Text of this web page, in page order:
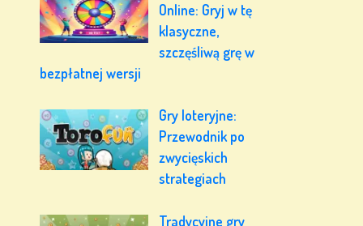
Online: Gryj w tę
klasyczne,
szczęśliwą grę w
bezpłatnej wersji
Gry loteryjne:
Przewodnik po
zwycięskich
strategiach
Tradycyjne gry